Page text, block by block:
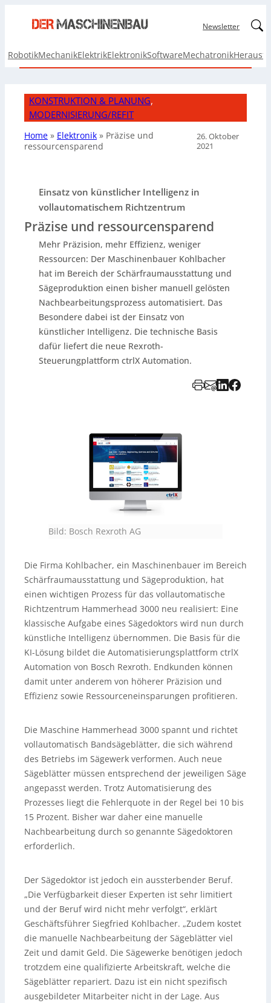
Newsletter
RobotikMechanikElektrikElektronikSoftwareMechatronik
KONSTRUKTION & PLANUNG
MODERNISIERUNG/REFIT
Home » Elektronik » Präzise und
ressourcensparend
26. Oktober
2021
Einsatz von künstlicher Intelligenz in
vollautomatischem Richtzentrum
Präzise und ressourcensparend
Mehr Präzision, mehr Effizienz, weniger
Ressourcen: Der Maschinenbauer Kohlbacher
hat im Bereich der Schärfraumausstattung und
Sägeproduktion einen bisher manuell gelösten
Nachbearbeitungsprozess automatisiert. Das
Besondere dabei ist der Einsatz von
künstlicher Intelligenz. Die technische Basis
dafür liefert die neue Rexroth-
Steuerungplattform ctrlX Automation.
Bild: Bosch Rexroth AG
Die Firma Kohlbacher, ein Maschinenbauer im Bereich
Schärfraumausstattung und Sägeproduktion, hat
einen wichtigen Prozess für das vollautomatische
Richtzentrum Hammerhead 3000 neu realisiert: Eine
klassische Aufgabe eines Sägedoktors wird nun durch
künstliche Intelligenz übernommen. Die Basis für die
KI-Lösung bildet die Automatisierungsplattform ctrlX
Automation von Bosch Rexroth. Endkunden können
damit unter anderem von höherer Präzision und
Effizienz sowie Ressourceneinsparungen profitieren.
Die Maschine Hammerhead 3000 spannt und richtet
vollautomatisch Bandsägeblätter, die sich während
des Betriebs im Sägewerk verformen. Auch neue
Sägeblätter müssen entsprechend der jeweiligen Säge
angepasst werden. Trotz Automatisierung des
Prozesses liegt die Fehlerquote in der Regel bei 10 bis
15 Prozent. Bisher war daher eine manuelle
Nachbearbeitung durch so genannte Sägedoktoren
erforderlich.
Der Sägedoktor ist jedoch ein aussterbender Beruf.
„Die Verfügbarkeit dieser Experten ist sehr limitiert
und der Beruf wird nicht mehr verfolgt“, erklärt
Geschäftsführer Siegfried Kohlbacher. „Zudem kostet
die manuelle Nachbearbeitung der Sägeblätter viel
Zeit und damit Geld. Die Sägewerke benötigen jedoch
trotzdem eine qualifizierte Arbeitskraft, welche die
Sägeblätter repariert. Dazu ist ein nicht spezifisch
ausgebildeter Mitarbeiter nicht in der Lage. Aus